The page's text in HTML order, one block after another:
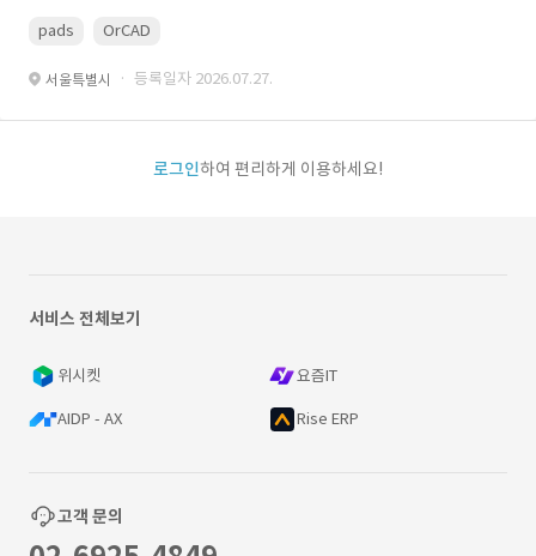
pads OrCAD
서울특별시 · 등록일자 2026.07.27.
로그인하여 편리하게 이용하세요!
서비스 전체보기
위시켓 요즘IT
AIDP - AX Rise ERP
고객 문의